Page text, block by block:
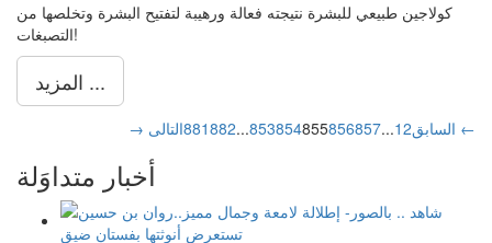
كولاجين طبيعي للبشرة نتيجته فعالة ورهيبة لتفتيح البشرة وتخلصها من
التصبغات!
المزيد ...
→ السابق 12
...
853854855856857
...
881882 التالى ←
أخبار متداوَلة